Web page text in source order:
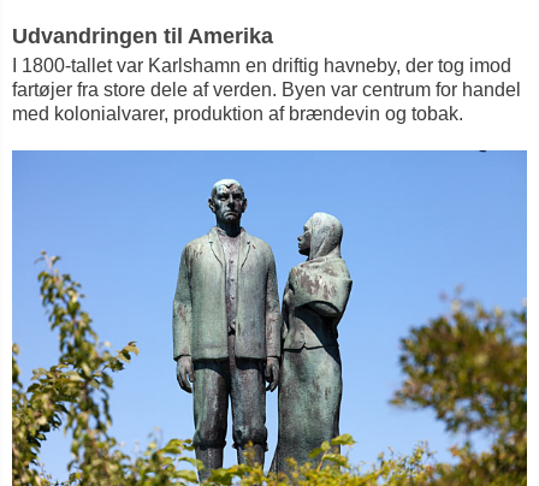
Udvandringen til Amerika
I 1800-tallet var Karlshamn en driftig havneby, der tog imod
fartøjer fra store dele af verden. Byen var centrum for handel
med kolonialvarer, produktion af brændevin og tobak.